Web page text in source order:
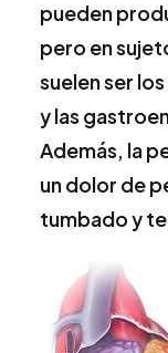
pueden
pero en
suelen ser
y las
Además, la
un dolor de
tumbado y